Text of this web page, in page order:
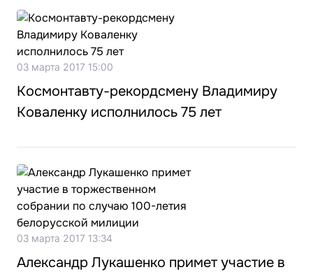
03 марта 2017 15:00
Космонтавту-рекордсмену Владимиру
Коваленку исполнилось 75 лет
03 марта 2017 13:34
Александр Лукашенко примет участие в